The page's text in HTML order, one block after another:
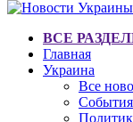
ВСЕ
Главная
Украина
Все
События